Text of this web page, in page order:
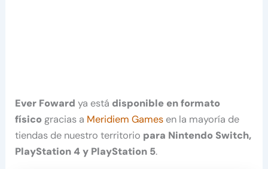
Ever Fowardya está disponible en formato
físicogracias a Meridiem Games en la mayoría de
tiendas de nuestro territorio para Nintendo Switch,
PlayStation 4 y PlayStation 5.